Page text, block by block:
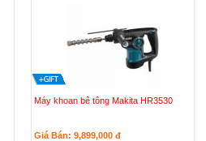
Máy khoan bê tông Makita HR3530
Giá Bán: 9,899,000 đ